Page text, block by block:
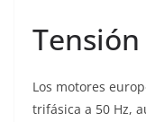
Los motores
trifásica a 50 Hz,